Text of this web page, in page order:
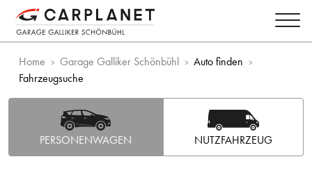
Home Garage Galliker Schönbühl
Auto finden
Fahrzeugsuche
PERSONENWAGEN NUTZFAHRZEUG